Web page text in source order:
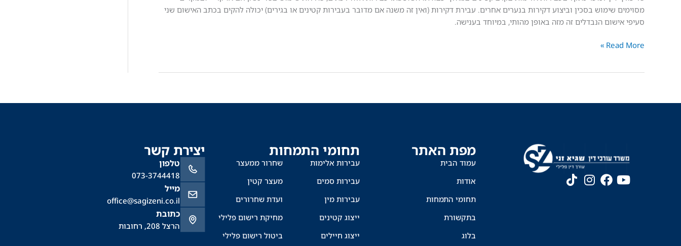
מסוימים שימוש בסכין וביצוע דקירות בנערים אחרים. עבירת דקירות (ואין זה משנה אם מדובר בעבירות קטינים או בגירים) יכולה להקים בכתב האישום שני
סעיפי אישום הנבדלים זה מזה באופן מהותי, במיוחד בענישה.
תרבות
הסכין"
הניסיונות
Read More »
מפת האתר
עמוד הבית
אודות
תחומי התמחות
בתקשורת
בלוג
תחומי התמחות
עבירות אלימות
עבירות סמים
עבירות מין
ייצוג קטינים
ייצוג חיילים
שחרור ממעצר
מעצר קטין
ועדת שחרורים
מחיקת רישום פלילי
ביטול רישום פלילי
יצירת קשר
טלפון
073-3744418
מייל
office@sagizeni.co.il
כתובת
הרצל 208, רחובות